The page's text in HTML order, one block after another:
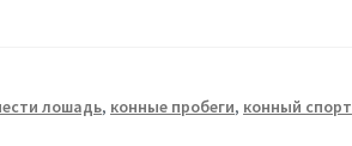
лошадь, конные пробеги, конный спорт